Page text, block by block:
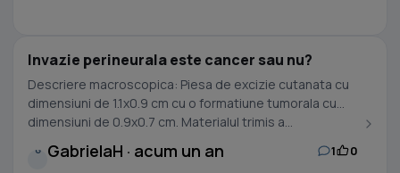
Invazie perineurala este cancer sau nu?
Descriere macroscopica: Piesa de excizie cutanata cu
dimensiuni de 1.1x0.9 cm cu o formatiune tumorala cu
dimensiuni de 0.9x0.7 cm. Materialul trimis a...
G GabrielaH · acum un an 1 0